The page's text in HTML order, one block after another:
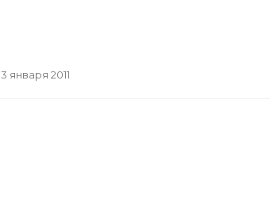
3 января 2011